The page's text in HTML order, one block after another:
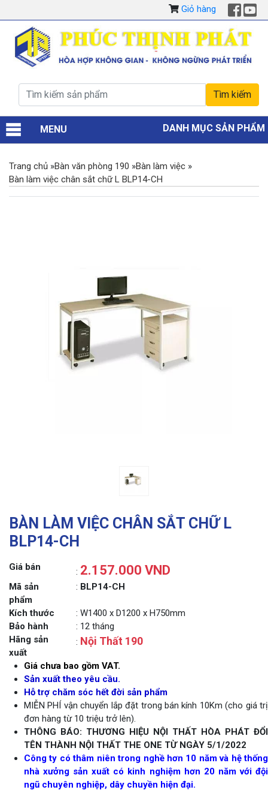
Giỏ hàng
MENU DANH MỤC SẢN PHẨM
Trang chủ »Bàn văn phòng 190 »Bàn làm việc »
Bàn làm việc chân sắt chữ L BLP14-CH
Previous
BÀN LÀM VIỆC CHÂN SẮT CHỮ L
BLP14-CH
Giá bán : 2.157.000 VND
Mã sản
phẩm
: BLP14-CH
Kích thước
: W1400 x D1200 x H750mm
Bảo hành
: 12 tháng
Hãng sản
xuất
: Nội Thất 190
Giá chưa bao gồm VAT.
Sản xuất theo yêu cầu.
Hỗ trợ chăm sóc hết đời sản phẩm
MIỄN PHÍ vận chuyển lắp đặt trong bán kính 10Km (cho giá trị
đơn hàng từ 10 triệu trở lên).
THÔNG BÁO: THƯƠNG HIỆU NỘI THẤT HÒA PHÁT ĐỔI
TÊN THÀNH NỘI THẤT THE ONE TỪ NGÀY 5/1/2022
Công ty có thâm niên trong nghề hơn 10 năm và hệ thống
nhà xưởng sản xuất có kinh nghiệm hơn 20 năm với đội
ngũ chuyên nghiệp, dây chuyền hiện đại.